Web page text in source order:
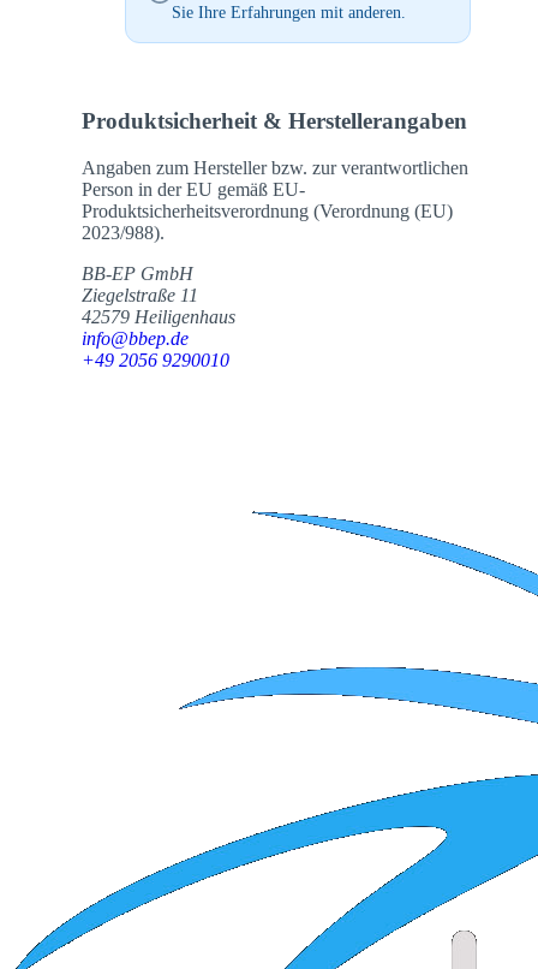
Sie Ihre Erfahrungen mit anderen.
Produktsicherheit & Herstellerangaben
Angaben zum Hersteller bzw. zur verantwortlichen
Person in der EU gemäß EU-
Produktsicherheitsverordnung (Verordnung (EU)
2023/988).
BB-EP GmbH
Ziegelstraße 11
42579 Heiligenhaus
info@bbep.de
+49 2056 9290010